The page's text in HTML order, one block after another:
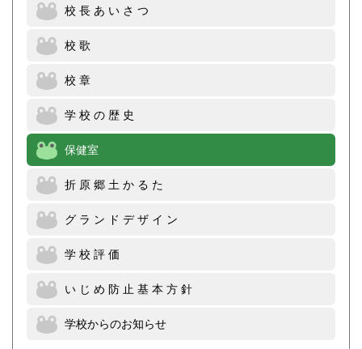
校 長 あ い さ つ
校 歌
校 章
学 校 の 歴 史
保健室
折 原 郷 土 か る た
グ ラ ン ド デ ザ イ ン
学 校 評 価
い じ め 防 止 基 本 方 針
学校からのお知らせ